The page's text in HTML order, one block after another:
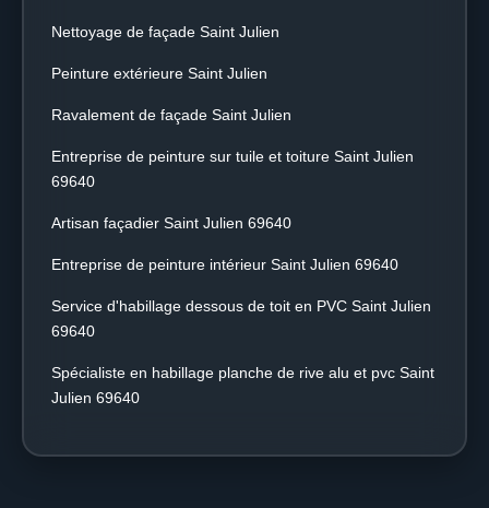
Nettoyage de façade Saint Julien
Peinture extérieure Saint Julien
Ravalement de façade Saint Julien
Entreprise de peinture sur tuile et toiture Saint Julien
69640
Artisan façadier Saint Julien 69640
Entreprise de peinture intérieur Saint Julien 69640
Service d'habillage dessous de toit en PVC Saint Julien
69640
Spécialiste en habillage planche de rive alu et pvc Saint
Julien 69640